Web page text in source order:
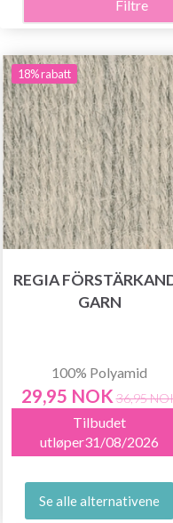
Filtre
18% rabatt
REGIA
GARN
100% Polyamid
29,95 NOK 36,95
Tilbudet
utløper31/08/2026
Se alle alternativene